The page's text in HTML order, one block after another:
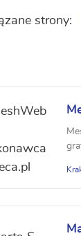
strony: